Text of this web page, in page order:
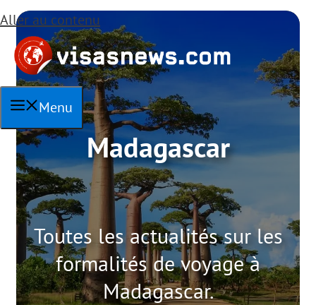
Aller au contenu
Menu
Madagascar
Toutes les actualités sur les
formalités de voyage à
Madagascar.